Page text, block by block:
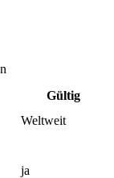
Gültig
Weltweit
ja